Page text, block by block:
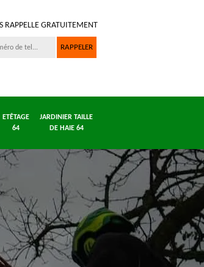
RAPPELLE GRATUITEMENT
ETÊTAGE
64
JARDINIER TAILLE
DE HAIE 64
haie 64
Entreprise
abattage
d'arbre 64
jardinage